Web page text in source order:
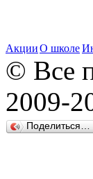
АкцииО школе
© Все
2009-
Поделиться…